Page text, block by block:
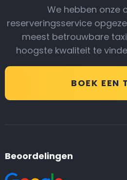
We hebben onze
reserveringsservice
meest betrouwbare
hoogste kwaliteit te
BOEK EEN
Beoordelingen